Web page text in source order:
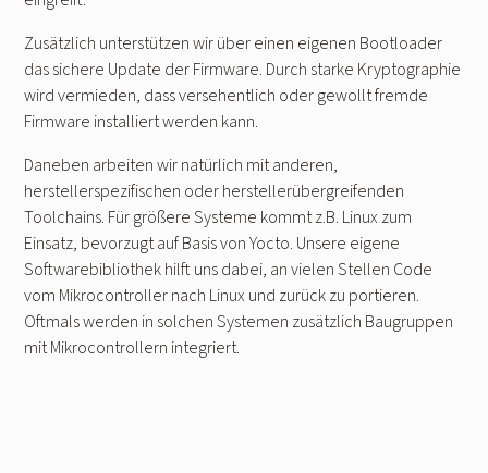
Zusätzlich unterstützen wir über einen eigenen Bootloader
das sichere Update der Firmware. Durch starke Kryptographie
wird vermieden, dass versehentlich oder gewollt fremde
Firmware installiert werden kann.
Daneben arbeiten wir natürlich mit anderen,
herstellerspezifischen oder herstellerübergreifenden
Toolchains. Für größere Systeme kommt z.B. Linux zum
Einsatz, bevorzugt auf Basis von Yocto. Unsere eigene
Softwarebibliothek hilft uns dabei, an vielen Stellen Code
vom Mikrocontroller nach Linux und zurück zu portieren.
Oftmals werden in solchen Systemen zusätzlich Baugruppen
mit Mikrocontrollern integriert.